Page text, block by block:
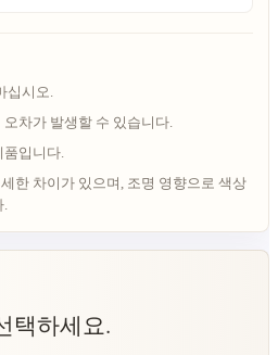
십시오.
차가 발생할 수 있습니다.
품입니다.
한 차이가 있으며, 조명 영향으로 색상
.
택하세요.